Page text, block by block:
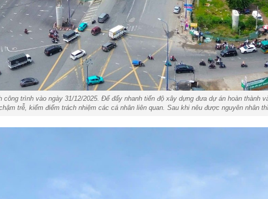
trình vào ngày 31/12/2025. Để đẩy nhanh tiến độ xây dựng đưa dự án hoàn thành
trễ, kiểm điểm trách nhiệm các cá nhân liên quan. Sau khi nêu được nguyên nhân